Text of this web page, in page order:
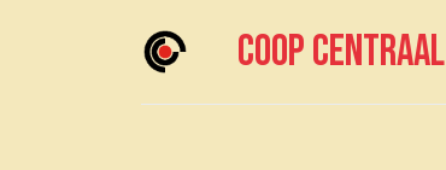
Coop centraal